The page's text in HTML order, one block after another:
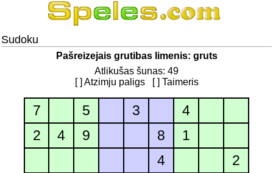
Sudoku
Pašreizejais grutibas limenis: gruts
Atlikušas šunas: 49
[ ] Atzimju paligs
[ ] Taimeris
7 5 3
4
2
4 9 8
1
4
2